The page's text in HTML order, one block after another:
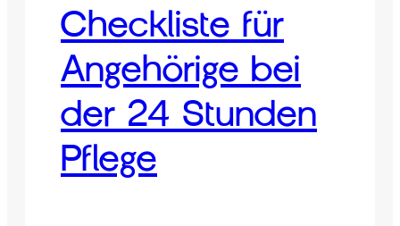
Checkliste für
Angehörige bei
der 24 Stunden
Pflege